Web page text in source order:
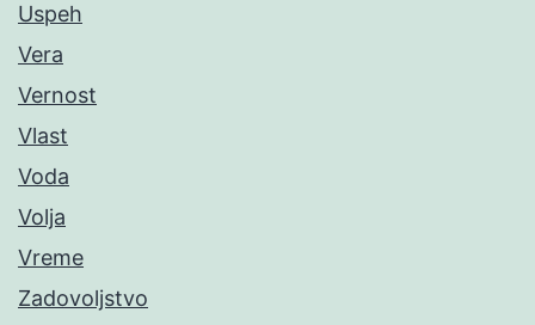
Uspeh
Vera
Vernost
Vlast
Voda
Volja
Vreme
Zadovoljstvo